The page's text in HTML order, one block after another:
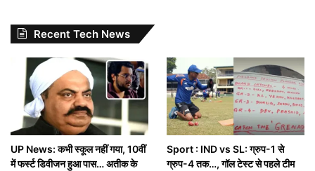
Recent Tech News
UP News: कभी स्कूल नहीं गया, 10वीं
में फर्स्ट डिवीजन हुआ पास… अतीक के
Sport : IND vs SL: ग्रुप-1 से
ग्रुप-4 तक…, गॉल टेस्ट से पहले टीम